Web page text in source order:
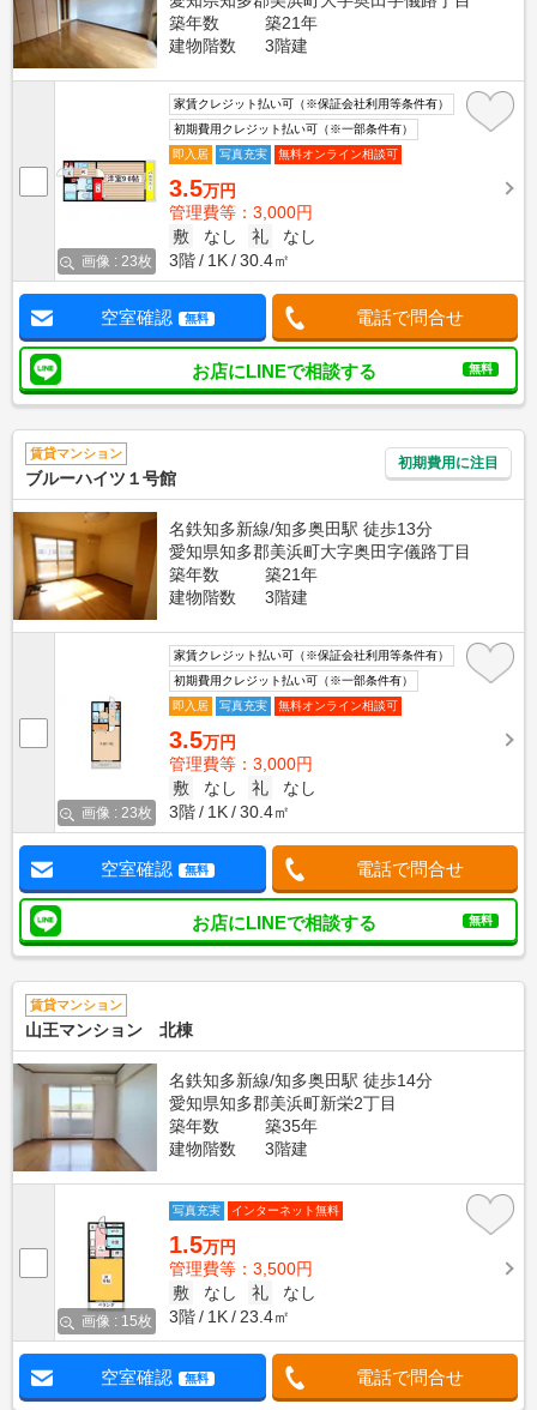
築年数
築21年
建物階数
3階建
画像 : 23枚
家賃クレジット払い可（※保証会社利用等条件有）
初期費用クレジット払い可（※一部条件有）
即入居
写真充実 無料オンライン相談可
3.5万円
管理費等：3,000円
敷
なし 礼
なし
3階
1K 30.4㎡
空室確認 無料 電話で問合せ
お店にLINEで相談する 無料
賃貸マンション
ブルーハイツ１号館
初期費用に注目
名鉄知多新線/知多奥田駅 徒歩13分
愛知県知多郡美浜町大字奥田字儀路丁目
築年数
築21年
建物階数
3階建
画像 : 23枚
家賃クレジット払い可（※保証会社利用等条件有）
初期費用クレジット払い可（※一部条件有）
即入居
写真充実 無料オンライン相談可
3.5万円
管理費等：3,000円
敷
なし 礼
なし
3階
1K 30.4㎡
空室確認 無料 電話で問合せ
お店にLINEで相談する 無料
賃貸マンション
山王マンション 北棟
名鉄知多新線/知多奥田駅 徒歩14分
愛知県知多郡美浜町新栄2丁目
築年数
築35年
建物階数
3階建
画像 : 15枚
写真充実 インターネット無料
1.5万円
管理費等：3,500円
敷
なし 礼
なし
3階
1K 23.4㎡
空室確認 無料 電話で問合せ